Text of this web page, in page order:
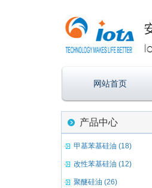
网站首页
产品中心
甲基苯基硅油 (18)
改性苯基硅油 (12)
聚醚硅油 (26)